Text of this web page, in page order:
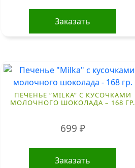
Заказать
ПЕЧЕНЬЕ “MILKA” С КУСОЧКАМИ
МОЛОЧНОГО ШОКОЛАДА – 168 ГР.
699 ₽
Заказать